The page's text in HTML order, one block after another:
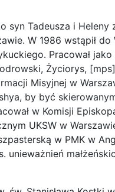
syn Tadeusza i
W 1986 wstąpił
Pracował
Życiorys,
Misyjnej w
by być
w Komisji
UKSW w
w PMK w
unieważnień